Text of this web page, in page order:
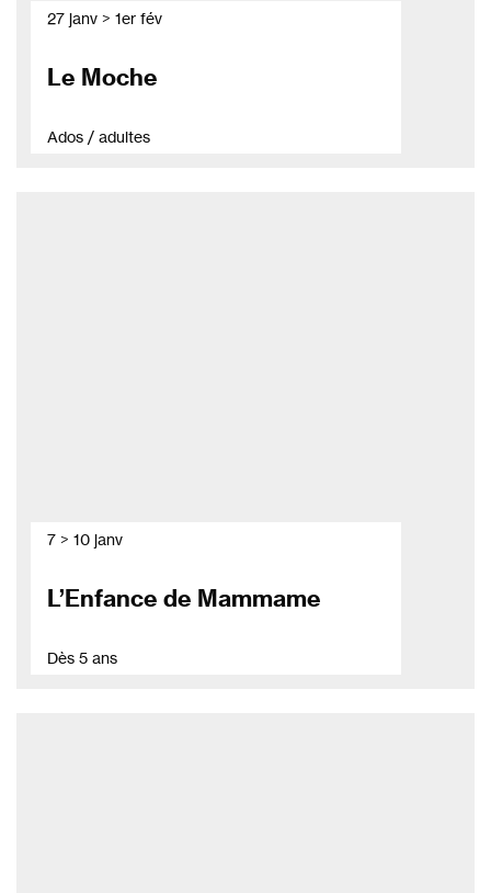
27 janv > 1er fév
Le Moche
Ados / adultes
7 > 10 janv
L’Enfance de Mammame
Dès 5 ans